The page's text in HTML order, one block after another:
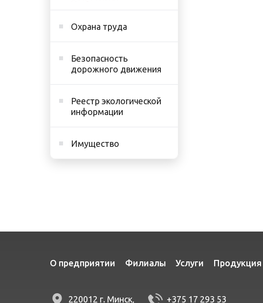
Охрана труда
Безопасность
дорожного движения
Реестр экологической
информации
Имущество
О предприятии Филиалы Услуги Продукция
220012 г. Минск, +375 17 293 53